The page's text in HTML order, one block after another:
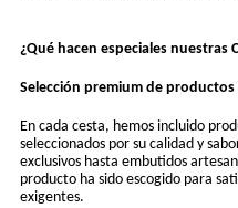
¿Qué hacen especiales nuestras
Selección premium de
En cada cesta, hemos incluido
seleccionados por su calidad y
exclusivos hasta embutidos
producto ha sido escogido para
exigentes.